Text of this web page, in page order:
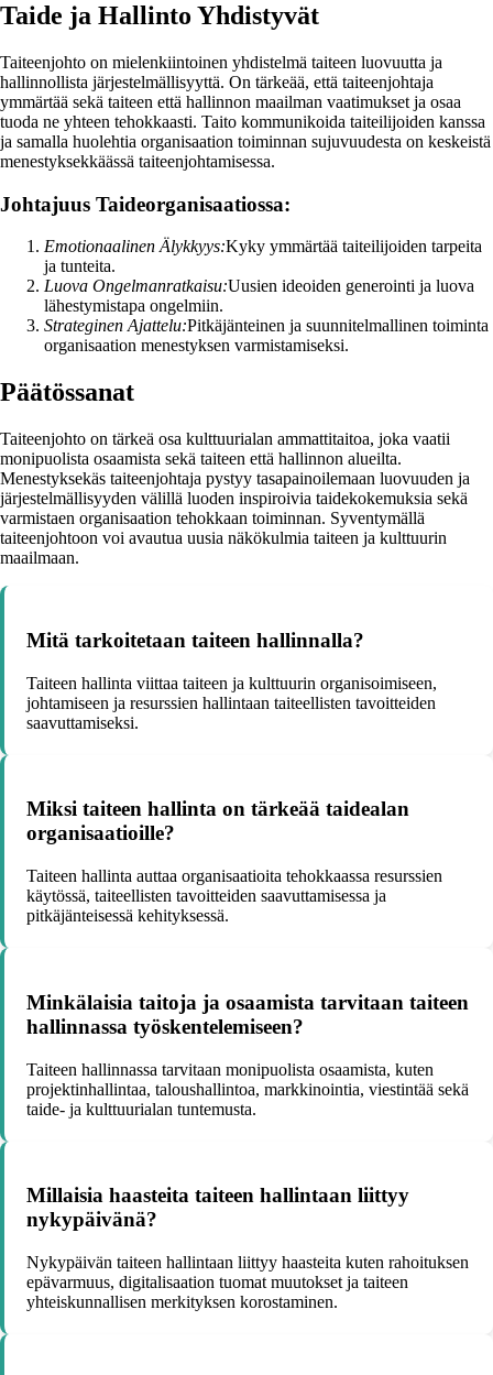
Taide ja Hallinto Yhdistyvät
Taiteenjohto on mielenkiintoinen yhdistelmä taiteen luovuutta ja
hallinnollista järjestelmällisyyttä. On tärkeää, että taiteenjohtaja
ymmärtää sekä taiteen että hallinnon maailman vaatimukset ja osaa
tuoda ne yhteen tehokkaasti. Taito kommunikoida taiteilijoiden kanssa
ja samalla huolehtia organisaation toiminnan sujuvuudesta on keskeistä
menestyksekkäässä taiteenjohtamisessa.
Johtajuus Taideorganisaatiossa:
Emotionaalinen Älykkyys:Kyky ymmärtää taiteilijoiden tarpeita
ja tunteita.
Luova Ongelmanratkaisu:Uusien ideoiden generointi ja luova
lähestymistapa ongelmiin.
Strateginen Ajattelu:Pitkäjänteinen ja suunnitelmallinen toiminta
organisaation menestyksen varmistamiseksi.
Päätössanat
Taiteenjohto on tärkeä osa kulttuurialan ammattitaitoa, joka vaatii
monipuolista osaamista sekä taiteen että hallinnon alueilta.
Menestyksekäs taiteenjohtaja pystyy tasapainoilemaan luovuuden ja
järjestelmällisyyden välillä luoden inspiroivia taidekokemuksia sekä
varmistaen organisaation tehokkaan toiminnan. Syventymällä
taiteenjohtoon voi avautua uusia näkökulmia taiteen ja kulttuurin
maailmaan.
Mitä tarkoitetaan taiteen hallinnalla?
Taiteen hallinta viittaa taiteen ja kulttuurin organisoimiseen,
johtamiseen ja resurssien hallintaan taiteellisten tavoitteiden
saavuttamiseksi.
Miksi taiteen hallinta on tärkeää taidealan
organisaatioille?
Taiteen hallinta auttaa organisaatioita tehokkaassa resurssien
käytössä, taiteellisten tavoitteiden saavuttamisessa ja
pitkäjänteisessä kehityksessä.
Minkälaisia taitoja ja osaamista tarvitaan taiteen
hallinnassa työskentelemiseen?
Taiteen hallinnassa tarvitaan monipuolista osaamista, kuten
projektinhallintaa, taloushallintoa, markkinointia, viestintää sekä
taide- ja kulttuurialan tuntemusta.
Millaisia haasteita taiteen hallintaan liittyy
nykypäivänä?
Nykypäivän taiteen hallintaan liittyy haasteita kuten rahoituksen
epävarmuus, digitalisaation tuomat muutokset ja taiteen
yhteiskunnallisen merkityksen korostaminen.